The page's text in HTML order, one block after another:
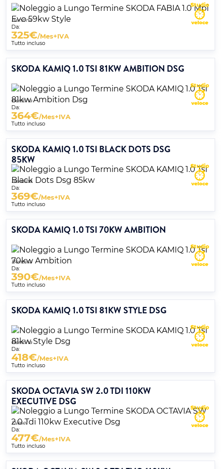
Benzina
Da:
325€/Mes+IVA
Tutto incluso
SKODA KAMIQ 1.0 TSI 81KW AMBITION DSG
Benzina
Da:
364€/Mes+IVA
Tutto incluso
SKODA KAMIQ 1.0 TSI BLACK DOTS DSG
85KW
Benzina
Da:
369€/Mes+IVA
Tutto incluso
SKODA KAMIQ 1.0 TSI 70KW AMBITION
Benzina
Da:
390€/Mes+IVA
Tutto incluso
SKODA KAMIQ 1.0 TSI 81KW STYLE DSG
Benzina
Da:
418€/Mes+IVA
Tutto incluso
SKODA OCTAVIA SW 2.0 TDI 110KW
EXECUTIVE DSG
Diesel
Da:
477€/Mes+IVA
Tutto incluso